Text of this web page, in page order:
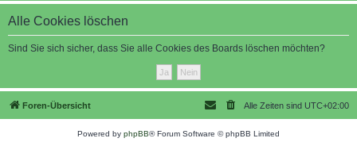
u
Alle Cookies löschen
Sind Sie sich sicher, dass Sie alle Cookies des Boards löschen möchten?
Foren-Übersicht Alle Zeiten sind UTC+02:00
Powered by phpBB® Forum Software © phpBB Limited